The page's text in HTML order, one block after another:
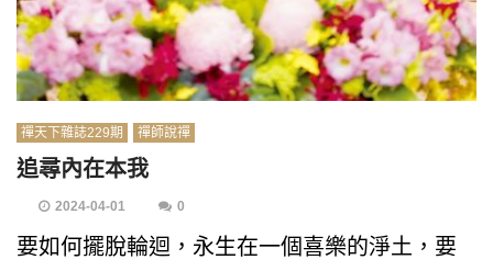
禪天下雜誌229期 禪師說禪
追尋內在本我
2024-04-01 0
要如何擺脫輪迴，永生在一個喜樂的淨土，要